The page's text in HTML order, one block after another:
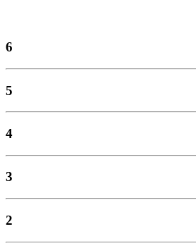
6
5
4
3
2